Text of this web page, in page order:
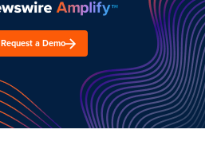
Request a Demo